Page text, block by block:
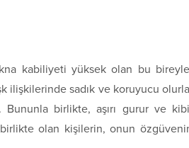
kabiliyeti yüksek olan bu
ilişkilerinde sadık ve koruyucu
Bununla birlikte, aşırı gurur ve
olan kişilerin, onun